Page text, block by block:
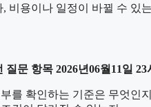
비용이나 일정이 바뀔 수
문 항목 2026년06월11일 23
를 확인하는 기준은 무엇인지